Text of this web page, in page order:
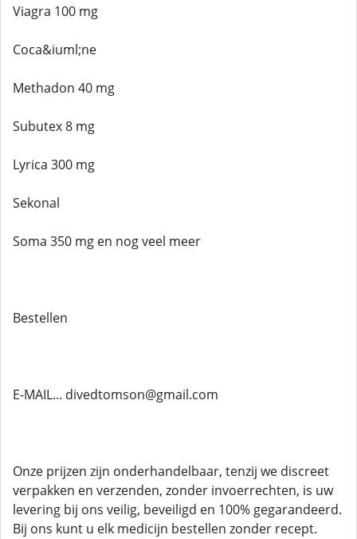
Viagra 100 mg
Coca&iuml;ne
Methadon 40 mg
Subutex 8 mg
Lyrica 300 mg
Sekonal
Soma 350 mg en nog veel meer
Bestellen
E-MAIL... divedtomson@gmail.com
Onze prijzen zijn onderhandelbaar, tenzij we discreet
verpakken en verzenden, zonder invoerrechten, is uw
levering bij ons veilig, beveiligd en 100% gegarandeerd.
Bij ons kunt u elk medicijn bestellen zonder recept.